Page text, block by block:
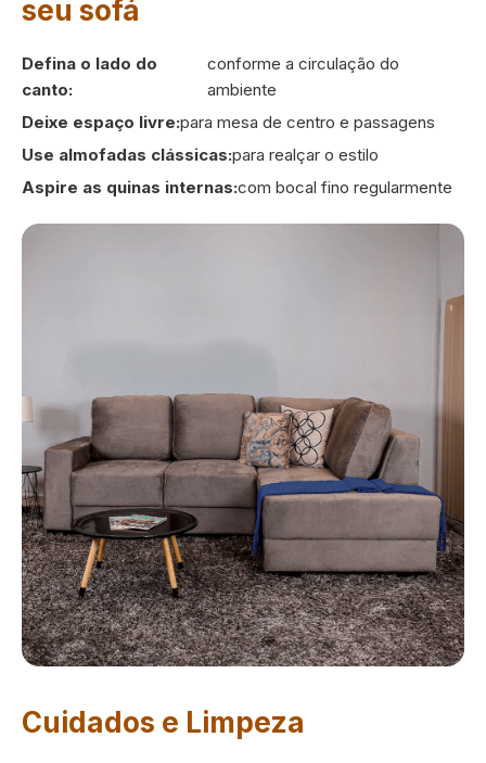
seu sofá
Defina o lado do
canto:
conforme a circulação do
ambiente
Deixe espaço livre:para mesa de centro e passagens
Use almofadas clássicas:para realçar o estilo
Aspire as quinas internas:com bocal fino regularmente
Cuidados e Limpeza